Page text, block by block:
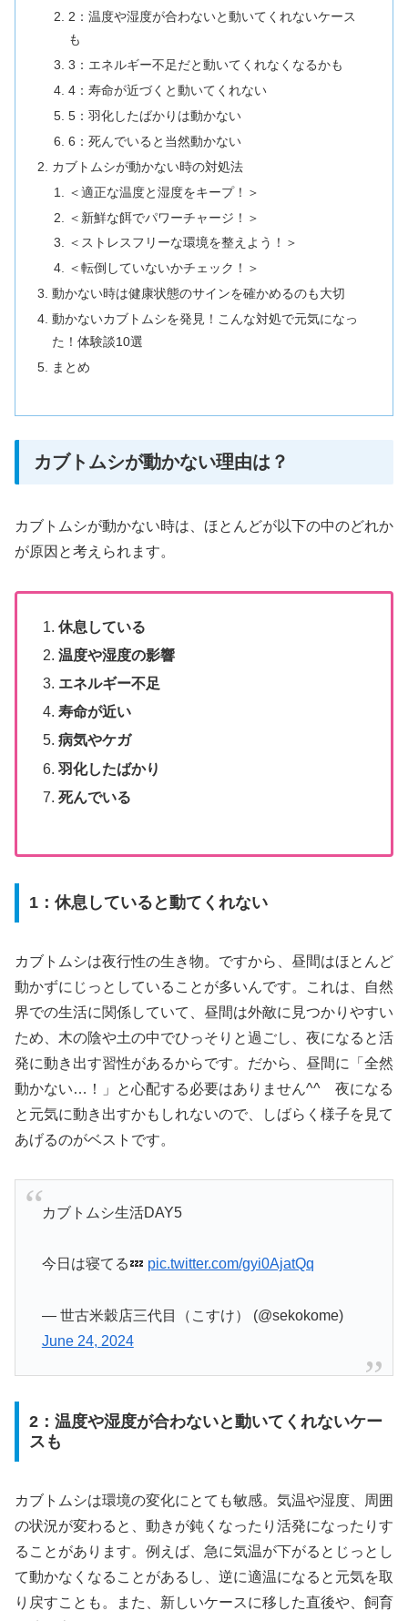
2：温度や湿度が合わないと動いてくれないケース
も
3：エネルギー不足だと動いてくれなくなるかも
4：寿命が近づくと動いてくれない
5：羽化したばかりは動かない
6：死んでいると当然動かない
カブトムシが動かない時の対処法
＜適正な温度と湿度をキープ！＞
＜新鮮な餌でパワーチャージ！＞
＜ストレスフリーな環境を整えよう！＞
＜転倒していないかチェック！＞
動かない時は健康状態のサインを確かめるのも大切
動かないカブトムシを発見！こんな対処で元気になっ
た！体験談10選
まとめ
カブトムシが動かない理由は？
カブトムシが動かない時は、ほとんどが以下の中のどれか
が原因と考えられます。
休息している
温度や湿度の影響
エネルギー不足
寿命が近い
病気やケガ
羽化したばかり
死んでいる
1：休息していると動てくれない
カブトムシは夜行性の生き物。ですから、昼間はほとんど
動かずにじっとしていることが多いんです。これは、自然
界での生活に関係していて、昼間は外敵に見つかりやすい
ため、木の陰や土の中でひっそりと過ごし、夜になると活
発に動き出す習性があるからです。だから、昼間に「全然
動かない…！」と心配する必要はありません^^ 夜になる
と元気に動き出すかもしれないので、しばらく様子を見て
あげるのがベストです。
カブトムシ生活DAY5
今日は寝てる💤 pic.twitter.com/gyi0AjatQq
— 世古米穀店三代目（こすけ） (@sekokome)
June 24, 2024
2：温度や湿度が合わないと動いてくれないケー
スも
カブトムシは環境の変化にとても敏感。気温や湿度、周囲
の状況が変わると、動きが鈍くなったり活発になったりす
ることがあります。例えば、急に気温が下がるとじっとし
て動かなくなることがあるし、逆に適温になると元気を取
り戻すことも。また、新しいケースに移した直後や、飼育